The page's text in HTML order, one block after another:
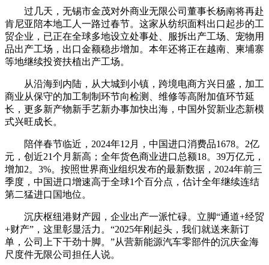
过几天，无锡市金茂对外商业无限公司董事长杨南将再赴
肯尼亚陪本地工人一路过春节。这家从纺织面料出口起步的工
贸企业，已正在全球多地设立处事处、服拆出产工场、宠物用
品出产工场，出口金额稳步增加。本年还将正在越南、柬埔寨
等地继续投资扶植出产工场。
从沿海到内陆，从大城到小镇，跨境电商方兴日盛，加工
商业从保守的加工制制环节向检测、维修等高附加值环节延
长，更多新产物新手艺新办事加快出海，中国外贸新业态新模
式兴旺成长。
陪伴春节临近，2024年12月，中国进口消费品1678。2亿
元，创近21个月新高；全年货色商业进口总额18。39万亿元，
增加2。3%。按照世界商业组织发布的最新数据，2024年前三
季度，中国进口增速高于全球1个百分点，估计全年继续连结
第二猛进口国地位。
沉庆枢纽港财产园，企业出产一派忙碌。立脚“通道+经贸
+财产”，这里彰显活力。“2025年刚起头，我们就送来新订
单，公司上下干劲十脚。”从营新能源汽车零部件的沉庆金海
尺度件无限公司担任人说。